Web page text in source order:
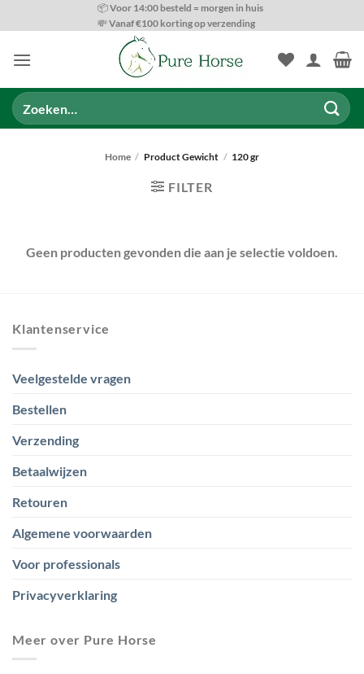
naar
📦 Voor 14:00 besteld = morgen in huis
💸 Vanaf €100 korting op verzending
Zoeken
naar:
Home / Product Gewicht / 120 gr
FILTER
Geen producten gevonden die aan je selectie voldoen.
Klantenservice
Veelgestelde vragen
Bestellen
Verzending
Betaalwijzen
Retouren
Algemene voorwaarden
Voor professionals
Privacyverklaring
Meer over Pure Horse